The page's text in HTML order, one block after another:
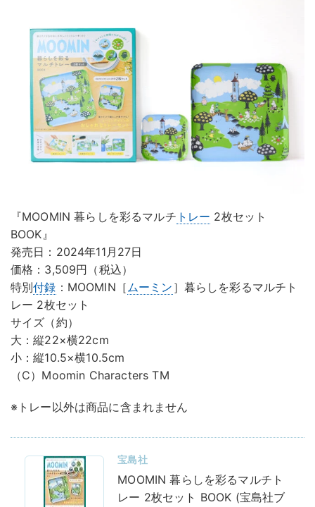
『MOOMIN 暮らしを彩るマルチ トレー 2枚セット
BOOK』
発売日：2024年11月27日
価格：3,509円（税込）
特別付録 ：MOOMIN［ムーミン ］暮らしを彩るマルチト
レー 2枚セット
サイズ（約）
大：縦22×横22cm
小：縦10.5×横10.5cm
（C）Moomin Characters TM
※トレー以外は商品に含まれません
宝島社
MOOMIN 暮らしを彩るマルチト
レー 2枚セット BOOK (宝島社ブ